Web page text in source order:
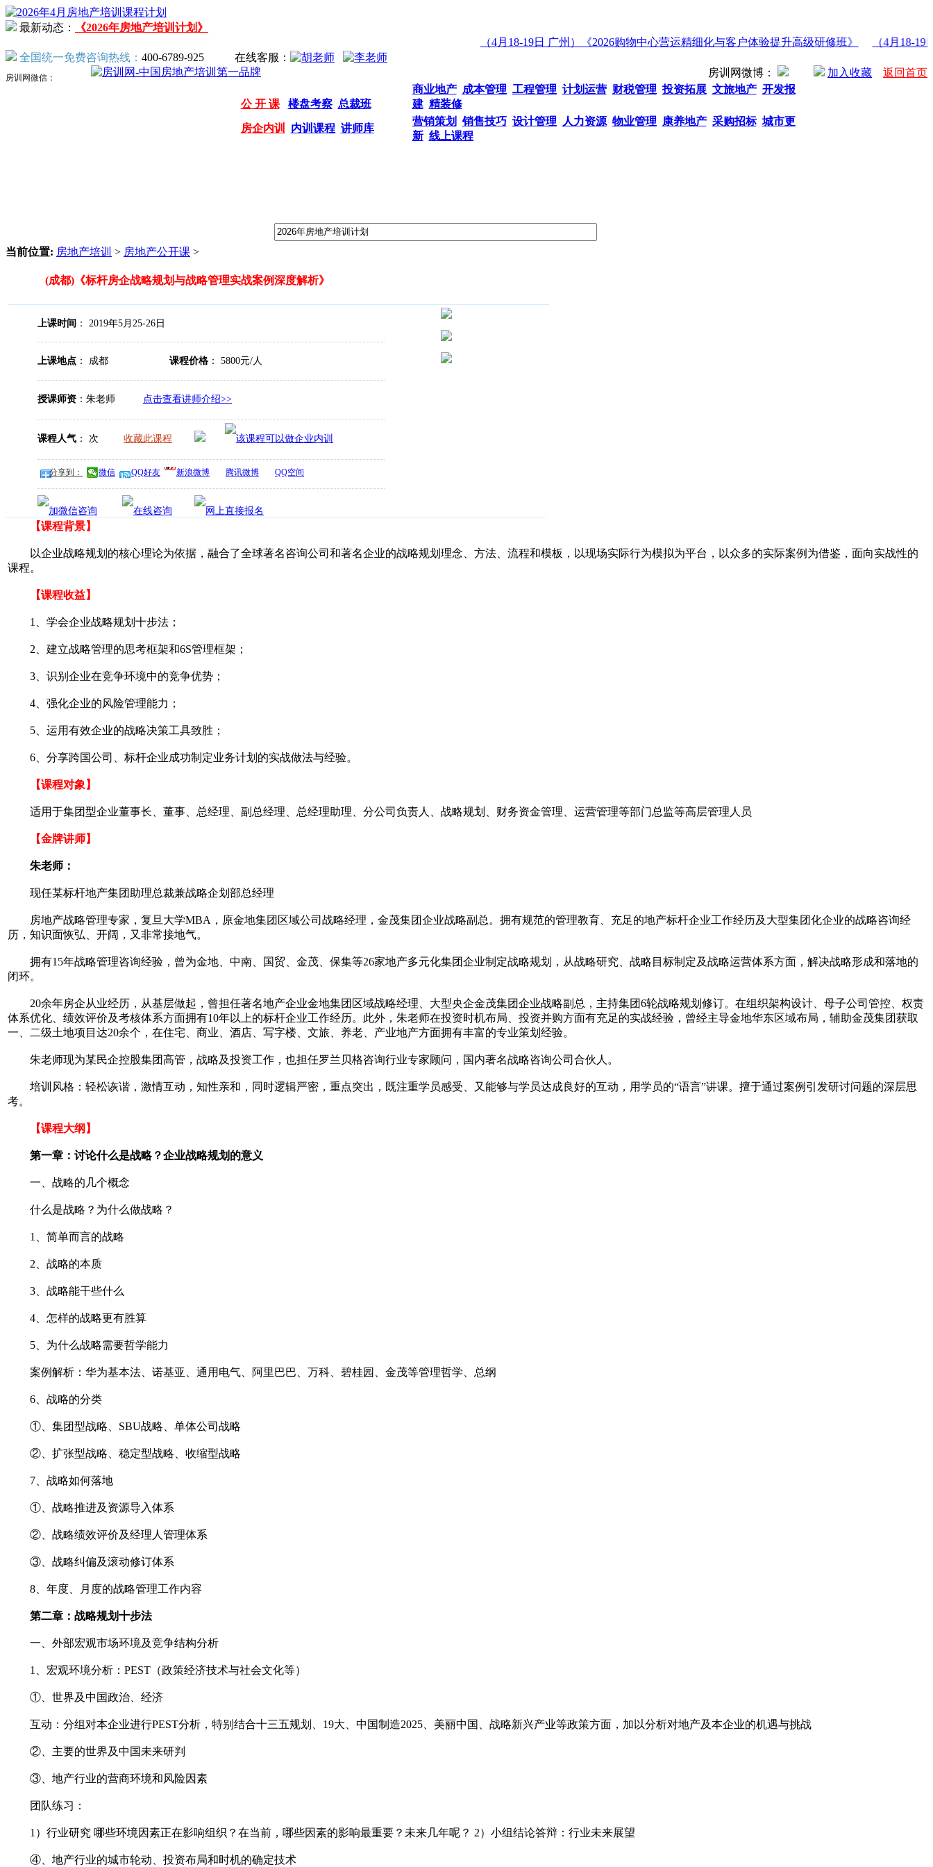
最新动态：
《2026年房地产培训计划》
（4月18-19日 广州）《2026购物中心营运精细化与客户体验提升高级研修班》
（4月18-19
全国统一免费咨询热线： 400-6789-925 在线客服：
房训网微信： 房训网微博： 加入收藏 返回首页
公 开 课 楼盘考察 总裁班
商业地产 成本管理 工程管理 计划运营 财税管理 投资拓展 文旅地产 开发报
建 精装修
房企内训 内训课程 讲师库
营销策划 销售技巧 设计管理 人力资源 物业管理 康养地产 采购招标 城市更
新 线上课程
当前位置: 房地产培训 > 房地产公开课 >
(成都)《标杆房企战略规划与战略管理实战案例深度解析》
上课时间 ： 2019年5月25-26日
上课地点 ： 成都 课程价格 ： 5800元/人
授课师资 ：朱老师 点击查看讲师介绍>>
课程人气 ： 次 收藏此课程
分享到： 微信 QQ好友 新浪微博 腾讯微博 QQ空间
【课程背景】
以企业战略规划的核心理论为依据，融合了全球著名咨询公司和著名企业的战略规划理念、方法、流程和模板，以现场实际行为模拟为平台，以众多的实际案例为借鉴，面向实战性的
课程。
【课程收益】
1、学会企业战略规划十步法；
2、建立战略管理的思考框架和6S管理框架；
3、识别企业在竞争环境中的竞争优势；
4、强化企业的风险管理能力；
5、运用有效企业的战略决策工具致胜；
6、分享跨国公司、标杆企业成功制定业务计划的实战做法与经验。
【课程对象】
适用于集团型企业董事长、董事、总经理、副总经理、总经理助理、分公司负责人、战略规划、财务资金管理、运营管理等部门总监等高层管理人员
【金牌讲师】
朱老师：
现任某标杆地产集团助理总裁兼战略企划部总经理
房地产战略管理专家，复旦大学MBA，原金地集团区域公司战略经理，金茂集团企业战略副总。拥有规范的管理教育、充足的地产标杆企业工作经历及大型集团化企业的战略咨询经
历，知识面恢弘、开阔，又非常接地气。
拥有15年战略管理咨询经验，曾为金地、中南、国贸、金茂、保集等26家地产多元化集团企业制定战略规划，从战略研究、战略目标制定及战略运营体系方面，解决战略形成和落地的
闭环。
20余年房企从业经历，从基层做起，曾担任著名地产企业金地集团区域战略经理、大型央企金茂集团企业战略副总，主持集团6轮战略规划修订。在组织架构设计、母子公司管控、权责
体系优化、绩效评价及考核体系方面拥有10年以上的标杆企业工作经历。此外，朱老师在投资时机布局、投资并购方面有充足的实战经验，曾经主导金地华东区域布局，辅助金茂集团获取
一、二级土地项目达20余个，在住宅、商业、酒店、写字楼、文旅、养老、产业地产方面拥有丰富的专业策划经验。
朱老师现为某民企控股集团高管，战略及投资工作，也担任罗兰贝格咨询行业专家顾问，国内著名战略咨询公司合伙人。
培训风格：轻松诙谐，激情互动，知性亲和，同时逻辑严密，重点突出，既注重学员感受、又能够与学员达成良好的互动，用学员的“语言”讲课。擅于通过案例引发研讨问题的深层思
考。
【课程大纲】
第一章：讨论什么是战略？企业战略规划的意义
一、战略的几个概念
什么是战略？为什么做战略？
1、简单而言的战略
2、战略的本质
3、战略能干些什么
4、怎样的战略更有胜算
5、为什么战略需要哲学能力
案例解析：华为基本法、诺基亚、通用电气、阿里巴巴、万科、碧桂园、金茂等管理哲学、总纲
6、战略的分类
①、集团型战略、SBU战略、单体公司战略
②、扩张型战略、稳定型战略、收缩型战略
7、战略如何落地
①、战略推进及资源导入体系
②、战略绩效评价及经理人管理体系
③、战略纠偏及滚动修订体系
8、年度、月度的战略管理工作内容
第二章：战略规划十步法
一、外部宏观市场环境及竞争结构分析
1、宏观环境分析：PEST（政策经济技术与社会文化等）
①、世界及中国政治、经济
互动：分组对本企业进行PEST分析，特别结合十三五规划、19大、中国制造2025、美丽中国、战略新兴产业等政策方面，加以分析对地产及本企业的机遇与挑战
②、主要的世界及中国未来研判
③、地产行业的营商环境和风险因素
团队练习：
1）行业研究 哪些环境因素正在影响组织？在当前，哪些因素的影响最重要？未来几年呢？ 2）小组结论答辩：行业未来展望
④、地产行业的城市轮动、投资布局和时机的确定技术